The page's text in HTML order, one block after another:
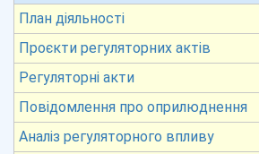
План діяльності
Проєкти регуляторних актів
Регуляторні акти
Повідомлення про оприлюднення
Аналіз регуляторного впливу